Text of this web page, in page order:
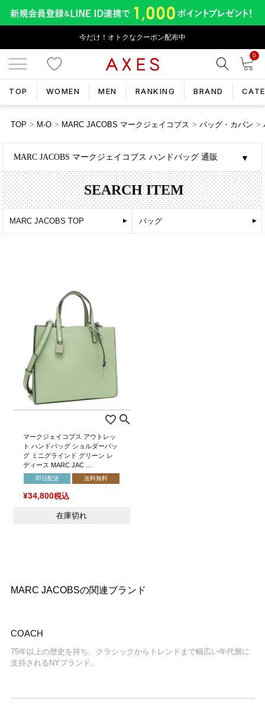
今だけ！オトクなクーポン配布中
0
TOP WOMEN MEN RANKING BRAND
TOP M-O MARC JACOBS マークジェイコブス バッグ・カバン
MARC JACOBS マークジェイコブス ハンドバッグ 通販
SEARCH ITEM
MARC JACOBS TOP バッグ
マークジェイコブス アウトレッ
ト ハンドバッグ ショルダーバッ
グ ミニグラインド グリーン レ
ディース MARC JAC …
即日配送 送料無料
¥34,800税込
在庫切れ
MARC JACOBSの関連ブランド
COACH
75年以上の歴史を持ち、クラシックからトレンドまで幅広い年代層に
支持されるNYブランド。